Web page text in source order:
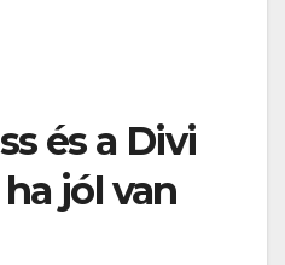
és a Divi
jól van